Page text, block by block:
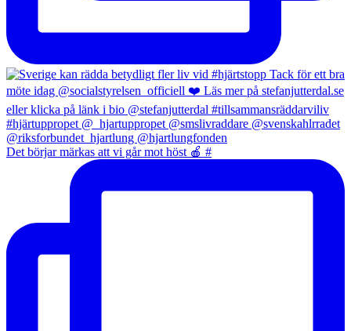
Det börjar märkas att vi går mot höst 🍎 #